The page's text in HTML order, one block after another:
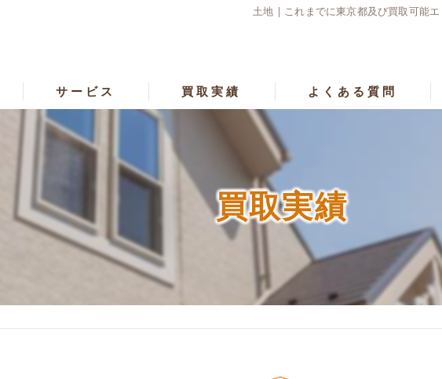
土地 | これまでに東京都及び買取可能
サービス 買取実績 よくある質問
買取実績